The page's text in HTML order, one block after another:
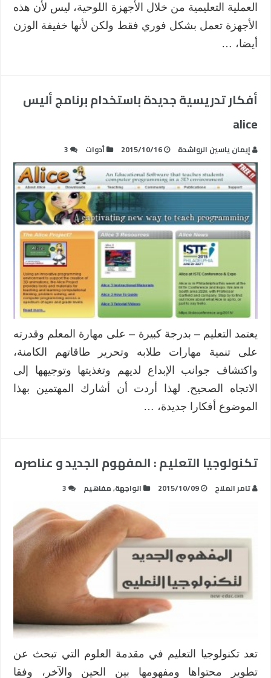
العملية التعليمية من خلال الأجهزة اللوحية، ليس لأن هذه
الأجهزة تعمل بشكل فوري فقط ولكن لأنها خفيفة الوزن
أيضا، …
أفكار تدريسية جديدة باستخدام برنامج أليس
alice
إيمان ياسين الرواشدة 2015/10/16 أدوات 3
يعتمد التعليم – بدرجة كبيرة – على مهارة المعلم وقدرته
على تنمية مهارات طلابه وتحرير طاقاتهم الكامنة،
واكتشاف جوانب الإبداع لديهم وتغذيتها وتوجيهها إلى
الاتجاه الصحيح. لهذا أردت أن أشارك المهتمين بهذا
الموضوع أفكارا جديدة، …
تكنولوجيا التعليم : المفهوم الجديد و عناصره
تامر الملاح 2015/10/09 الواجهة,مفاهيم 3
تعد تكنولوجيا التعليم في مقدمة العلوم التي تبحث عن
تطوير محتواها ومفهومها بين الحين والآخر، وفقا